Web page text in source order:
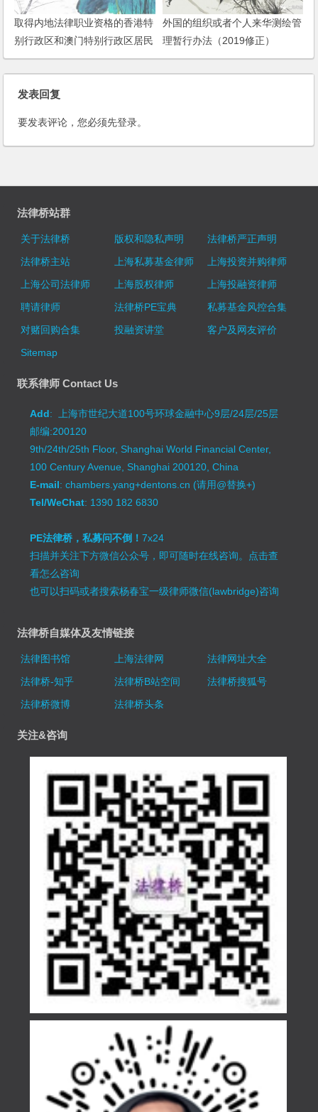
取得内地法律职业资格的香港特
别行政区和澳门特别行政区居民
在内地从事律师职业管理办法
外国的组织或者个人来华测绘管
理暂行办法（2019修正）
发表回复
要发表评论，您必须先登录。
法律桥站群
关于法律桥 版权和隐私声明
法律桥严正声明
法律桥主站
上海私募基金律师
上海投资并购律师
上海公司法律师
上海股权律师
上海投融资律师
聘请律师
法律桥PE宝典
私募基金风控合集
对赌回购合集
投融资讲堂
客户及网友评价
Sitemap
联系律师 Contact Us
Add: 上海市世纪大道100号环球金融中心9层/24层/25层
邮编:200120
9th/24th/25th Floor, Shanghai World Financial Center,
100 Century Avenue, Shanghai 200120, China
E-mail: chambers.yang+dentons.cn (请用@替换+)
Tel/WeChat: 1390 182 6830
PE法律桥，私募问不倒！7x24
扫描并关注下方微信公众号，即可随时在线咨询。 点击查
看怎么咨询
也可以扫码或者搜索杨春宝一级律师微信(lawbridge)咨询
法律桥自媒体及友情链接
法律图书馆 上海法律网
法律网址大全
法律桥-知乎
法律桥B站空间
法律桥搜狐号
法律桥微博
法律桥头条
关注&咨询